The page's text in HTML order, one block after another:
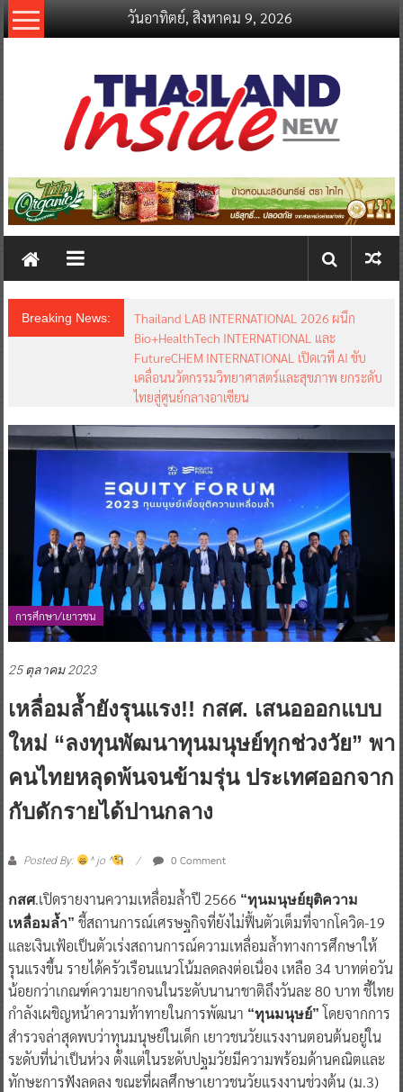
Skip
to
วันอาทิตย์, สิงหาคม 9, 2026
thailandinsidenew.com
Thailand
New
Breaking News:
Thailand LAB INTERNATIONAL 2026 ผนึก
Bio+HealthTech INTERNATIONAL และ
FutureCHEM INTERNATIONAL เปิดเวที AI ขับ
เคลื่อนนวัตกรรมวิทยาศาสตร์และสุขภาพ ยกระดับ
ไทยสู่ศูนย์กลางอาเซียน
การศึกษา/เยาวชน
25 ตุลาคม 2023
เหลื่อมล้ำยังรุนแรง!! กสศ. เสนอออกแบบ
ใหม่ “ลงทุนพัฒนาทุนมนุษย์ทุกช่วงวัย” พา
คนไทยหลุดพ้นจนข้ามรุ่น ประเทศออกจาก
กับดักรายได้ปานกลาง
Posted By: ^ jo ^ 0 Comment
กสศ.เปิดรายงานความเหลื่อมล้ำปี 2566 “ทุนมนุษย์ยุติความ
เหลื่อมล้ำ” ชี้สถานการณ์เศรษฐกิจที่ยังไม่ฟื้นตัวเต็มที่จากโควิด-19
และเงินเฟ้อเป็นตัวเร่งสถานการณ์ความเหลื่อมล้ำทางการศึกษาให้
รุนแรงขึ้น รายได้ครัวเรือนแนวโน้มลดลงต่อเนื่อง เหลือ 34 บาทต่อวัน
น้อยกว่าเกณฑ์ความยากจนในระดับนานาชาติถึงวันละ 80 บาท ชี้ไทย
กำลังเผชิญหน้าความท้าทายในการพัฒนา “ทุนมนุษย์” โดยจากการ
สำรวจล่าสุดพบว่าทุนมนุษย์ในเด็ก เยาวชนวัยแรงงานตอนต้นอยู่ใน
ระดับที่น่าเป็นห่วง ตั้งแต่ในระดับปฐมวัยมีความพร้อมด้านคณิตและ
ทักษะการฟังลดลง ขณะที่ผลศึกษาเยาวชนวัยแรงงานช่วงต้น (ม.3)